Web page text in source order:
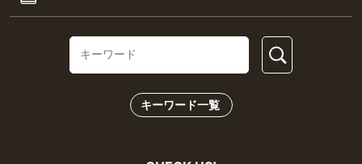
キーワード一覧